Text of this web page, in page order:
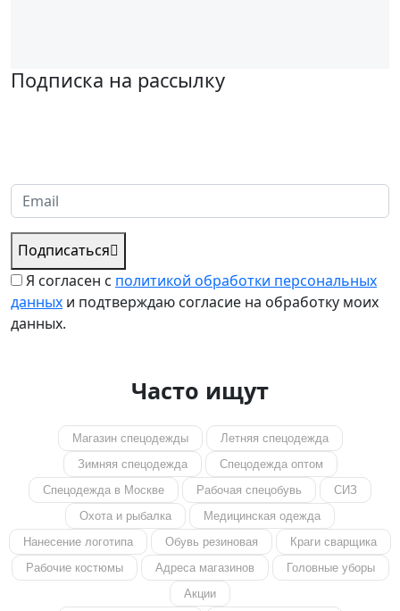
Подписка на рассылку
Подписаться
Я согласен с политикой обработки персональных
данных и подтверждаю согласие на обработку моих
данных.
Часто ищут
Магазин спецодежды
Летняя спецодежда
Зимняя спецодежда
Спецодежда оптом
Спецодежда в Москве
Рабочая спецобувь
СИЗ
Охота и рыбалка
Медицинская одежда
Нанесение логотипа
Обувь резиновая
Краги сварщика
Рабочие костюмы
Адреса магазинов
Головные уборы
Акции